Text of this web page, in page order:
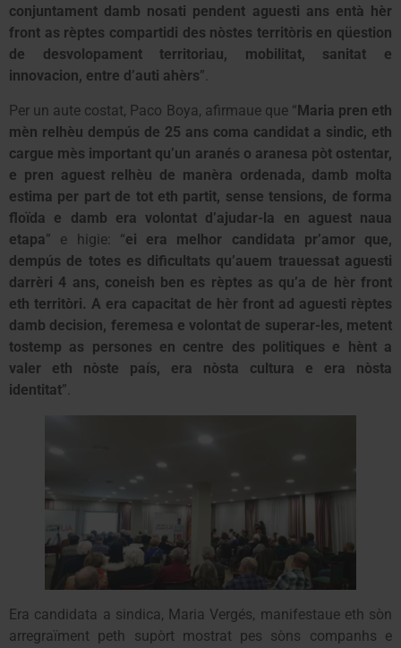
conjuntament damb nosati pendent aguesti ans entà hèr
front as rèptes compartidi des nòstes territòris en qüestion
de desvolopament territoriau, mobilitat, sanitat e
innovacion, entre d’auti ahèrs”.
Per un aute costat, Paco Boya, afirmaue que “Maria pren eth
mèn relhèu dempús de 25 ans coma candidat a sindic, eth
cargue mès important qu’un aranés o aranesa pòt ostentar,
e pren aguest relhèu de manèra ordenada, damb molta
estima per part de tot eth partit, sense tensions, de forma
floïda e damb era volontat d’ajudar-la en aguest naua
etapa” e higie: “ei era melhor candidata pr’amor que,
dempús de totes es dificultats qu’auem trauessat aguesti
darrèri 4 ans, coneish ben es rèptes as qu’a de hèr front
eth territòri. A era capacitat de hèr front ad aguesti rèptes
damb decision, feremesa e volontat de superar-les, metent
tostemp as persones en centre des politiques e hènt a
valer eth nòste país, era nòsta cultura e era nòsta
identitat”.
Era candidata a sindica, Maria Vergés, manifestaue eth sòn
arregraïment peth supòrt mostrat pes sòns companhs e